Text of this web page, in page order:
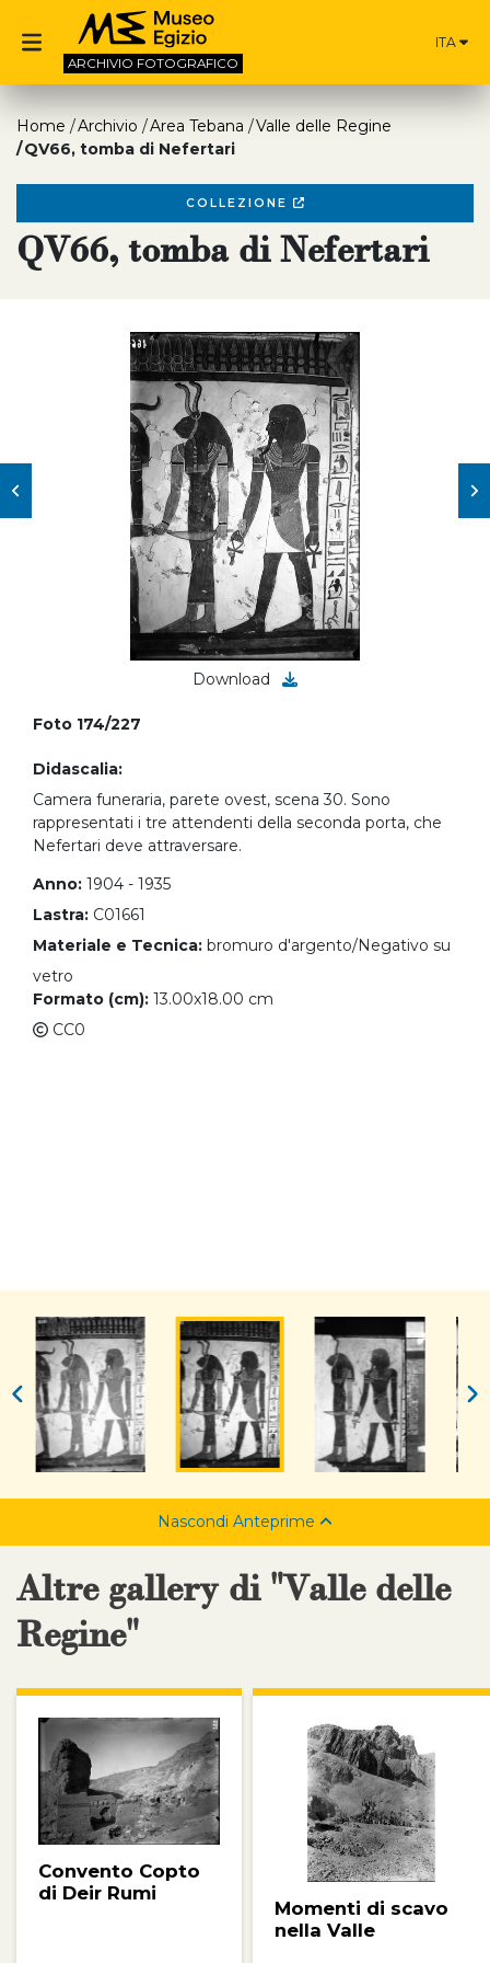
ARCHIVIO FOTOGRAFICO
ITA
Home Archivio Area Tebana
Valle delle Regine
QV66, tomba di Nefertari
COLLEZIONE
QV66, tomba di Nefertari
Download
Foto 174/227
Didascalia:
Camera funeraria, parete ovest, scena 30. Sono
rappresentati i tre attendenti della seconda porta, che
Nefertari deve attraversare.
Anno: 1904 - 1935
Lastra: C01661
Materiale e Tecnica: bromuro d'argento/Negativo su
vetro
Formato (cm): 13.00x18.00 cm
CC0
Nascondi Anteprime
Altre gallery di "Valle delle
Regine"
Convento Copto
di Deir Rumi
Momenti di scavo
nella Valle